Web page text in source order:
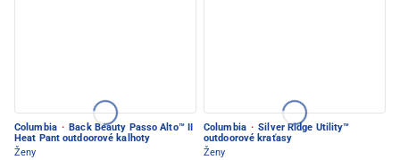
Columbia · Back Beauty Passo Alto™ II
Heat Pant outdoorové kalhoty
Ženy
Columbia · Silver Ridge Utility™
outdoorové kraťasy
Ženy